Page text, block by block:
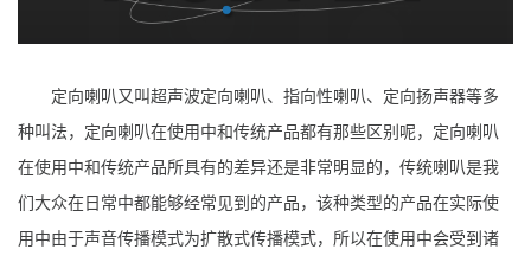
定向喇叭又叫超声波定向喇叭、指向性喇叭、定向扬声器等多
种叫法，定向喇叭在使用中和传统产品都有那些区别呢，定向喇叭
在使用中和传统产品所具有的差异还是非常明显的，传统喇叭是我
们大众在日常中都能够经常见到的产品，该种类型的产品在实际使
用中由于声音传播模式为扩散式传播模式，所以在使用中会受到诸